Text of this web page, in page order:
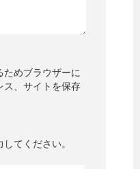
ためブラウザーに
ス、サイトを保存
てください。